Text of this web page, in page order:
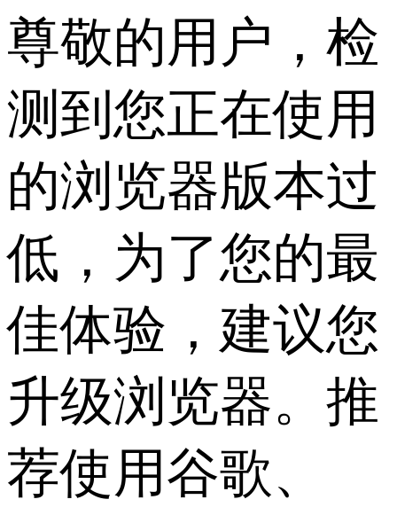
尊敬的用户，检
测到您正在使用
的浏览器版本过
低，为了您的最
佳体验，建议您
升级浏览器。推
荐使用谷歌、